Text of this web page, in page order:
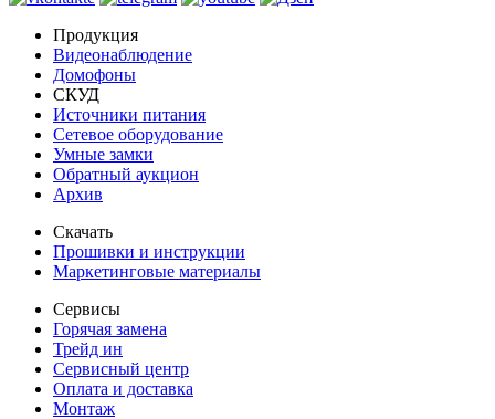
Продукция
Видеонаблюдение
Домофоны
СКУД
Источники питания
Сетевое оборудование
Умные замки
Обратный аукцион
Архив
Скачать
Прошивки и инструкции
Маркетинговые материалы
Сервисы
Горячая замена
Трейд ин
Сервисный центр
Оплата и доставка
Монтаж